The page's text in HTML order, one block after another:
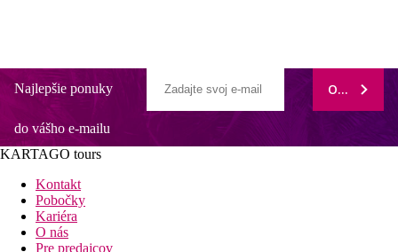
Najlepšie ponuky
do vášho e-mailu
ODOBERAŤ
KARTAGO tours
Kontakt
Pobočky
Kariéra
O nás
Pre predajcov